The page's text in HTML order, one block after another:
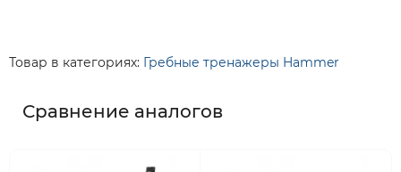
Товар в категориях: Гребные тренажеры Hammer
Сравнение аналогов